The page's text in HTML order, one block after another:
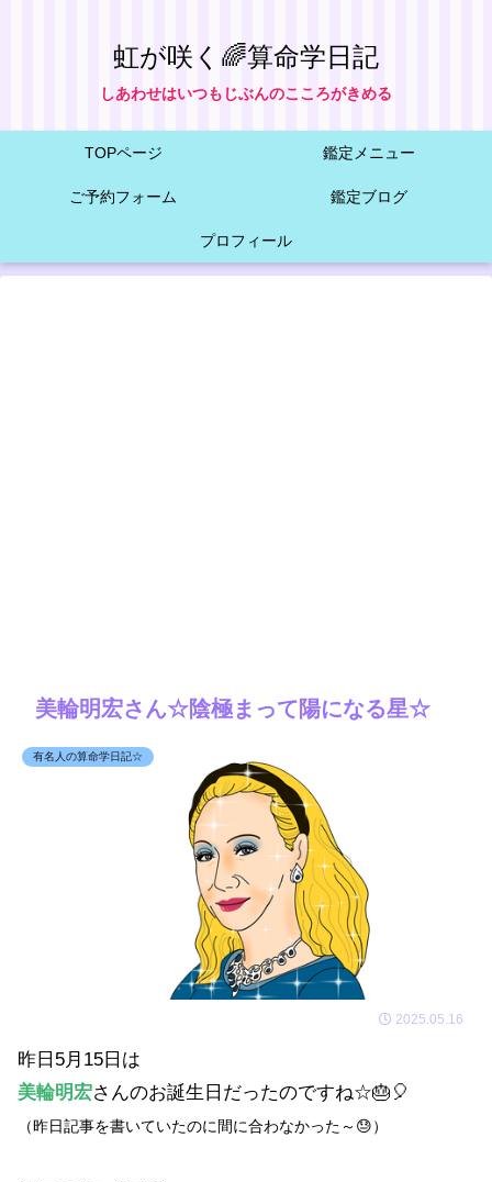
虹が咲く🌈算命学日記
しあわせはいつもじぶんのこころがきめる
TOPページ 鑑定メニュー
ご予約フォーム 鑑定ブログ
プロフィール
美輪明宏さん☆陰極まって陽になる星☆
有名人の算命学日記☆
2025.05.16
昨日5月15日は
美輪明宏さんのお誕生日だったのですね☆🎂🎈
（昨日記事を書いていたのに間に合わなかった～😓）